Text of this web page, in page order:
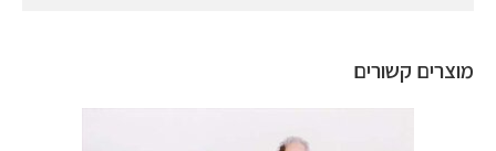
מוצרים קשורים